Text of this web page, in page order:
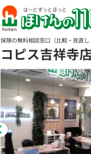
保険の無料相談窓口（比較・見直
コピス吉祥寺